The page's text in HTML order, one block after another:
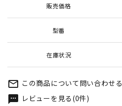
販売価格
型番
在庫状況
mail_outline この商品について問い合わせる
textsms レビューを見る(0件)